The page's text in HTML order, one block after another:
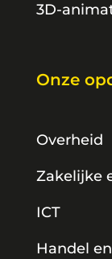
3D-
Onze
Overheid
Zakelijke
ICT
Handel